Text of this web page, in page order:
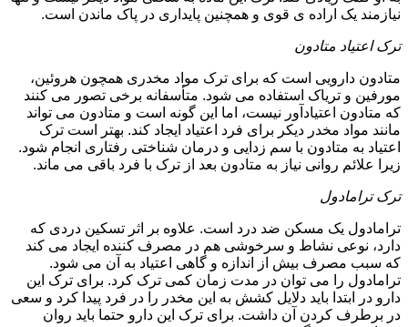
نیازمند یک اراده ی قوی و همچنین پایداری در پاک ماندن است.
ترک اعتیاد متادون
متادون دارویی است که برای ترک مواد مخدری همچون هروئین،
مورفین و تریاک استفاده می شود. متأسفانه برخی تصور می کنند
که متادون اعتیادآور نیست، اما این گونه است و متادون می تواند
مانند مواد مخدر دیکر برای فرد اعتیاد ایجاد کند. بهتر است ترک
اعتیاد به متادون با سم زدایی و درمان شناختی رفتاری انجام شود.
زیرا علائم روانی نیاز به متادون بعد از ترک با فرد باقی می ماند.
ترک ترامادول
ترامادول یک مسکن ضد درد است. علاوه بر اثر تسکین دردی که
دارد، نوعی نشاط و سرخوشی هم در مصرف کننده ایجاد می کند
که سبب مصرف بیش از اندازه و گاهی اعتیاد به آن می شود.
ترامادول را می توان در مدت زمان کمی ترک کرد. برای ترک این
دارو در ابتدا باید دلایل کشش به این مخدر را در فرد پیدا کرد و سعی
در برطرف کردن آن داشت. برای ترک این دارو حتما باید روان